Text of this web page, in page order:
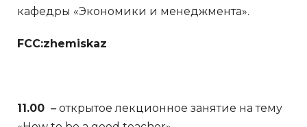
кафедры «Экономики и менеджмента».
FCC:zhemiskaz
11.00 –открытое лекционное занятие на тему